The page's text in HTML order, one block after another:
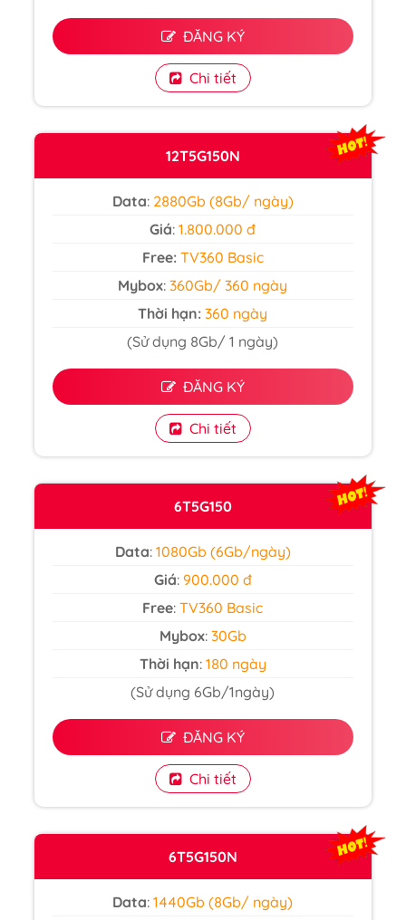
ĐĂNG KÝ
Chi tiết
12T5G150N
Data:2880Gb (8Gb/ ngày)
Giá:1.800.000 đ
Free: TV360 Basic
Mybox:360Gb/ 360 ngày
Thời hạn: 360 ngày
(Sử dụng 8Gb/ 1 ngày)
ĐĂNG KÝ
Chi tiết
6T5G150
Data:1080Gb (6Gb/ngày)
Giá: 900.000 đ
Free:TV360 Basic
Mybox: 30Gb
Thời hạn:180 ngày
(Sử dụng 6Gb/1ngày)
ĐĂNG KÝ
Chi tiết
6T5G150N
Data: 1440Gb (8Gb/ ngày)